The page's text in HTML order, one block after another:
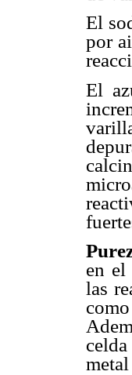
El
por
El
en el
las